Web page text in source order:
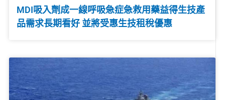
MDI吸入劑成一線呼吸急症急救用藥益得生技產
品需求長期看好 並將受惠生技租稅優惠